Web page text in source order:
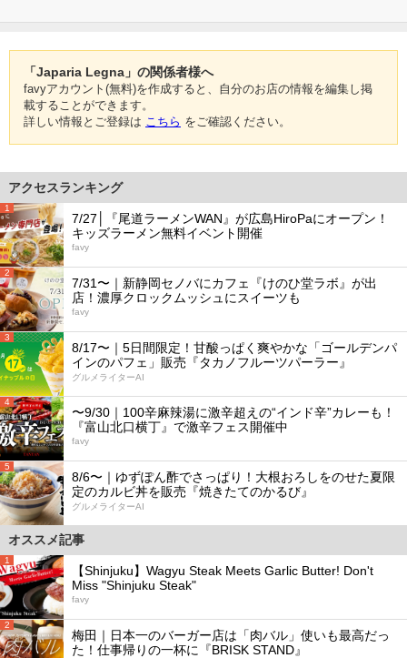
「Japaria Legna」の関係者様へ
favyアカウント(無料)を作成すると、自分のお店の情報を編集し掲
載することができます。
詳しい情報とご登録は こちら をご確認ください。
アクセスランキング
1
7/27│『尾道ラーメンWAN』が広島HiroPaにオープン！
キッズラーメン無料イベント開催
favy
2
7/31〜｜新静岡セノバにカフェ『けのひ堂ラボ』が出
店！濃厚クロックムッシュにスイーツも
favy
3
8/17〜｜5日間限定！甘酸っぱく爽やかな「ゴールデンパ
インのパフェ」販売『タカノフルーツパーラー』
グルメライターAI
4
〜9/30｜100辛麻辣湯に激辛超えの“インド辛”カレーも！
『富山北口横丁』で激辛フェス開催中
favy
5
8/6〜｜ゆずぽん酢でさっぱり！大根おろしをのせた夏限
定のカルビ丼を販売『焼きたてのかるび』
グルメライターAI
オススメ記事
1
【Shinjuku】Wagyu Steak Meets Garlic Butter! Don't
Miss "Shinjuku Steak"
favy
2
梅田｜日本一のバーガー店は「肉バル」使いも最高だっ
た！仕事帰りの一杯に『BRISK STAND』